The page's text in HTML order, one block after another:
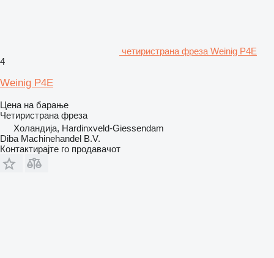
четиристрана фреза Weinig P4E
4
Weinig P4E
Цена на барање
Четиристрана фреза
Холандија, Hardinxveld-Giessendam
Diba Machinehandel B.V.
Контактирајте го продавачот